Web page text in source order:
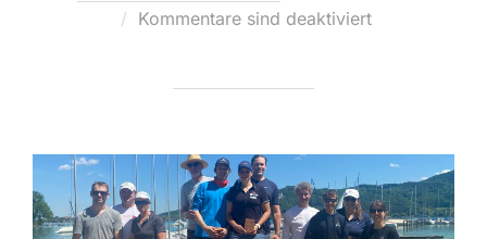
am
Kommentare sind deaktiviert